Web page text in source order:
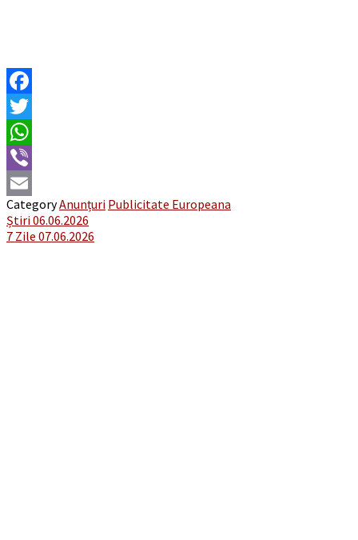
Facebook
Twitter
WhatsApp
Viber
Email
CategoryAnunțuri Publicitate Europeana
Post
navigation
Știri 06.06.2026
7 Zile 07.06.2026